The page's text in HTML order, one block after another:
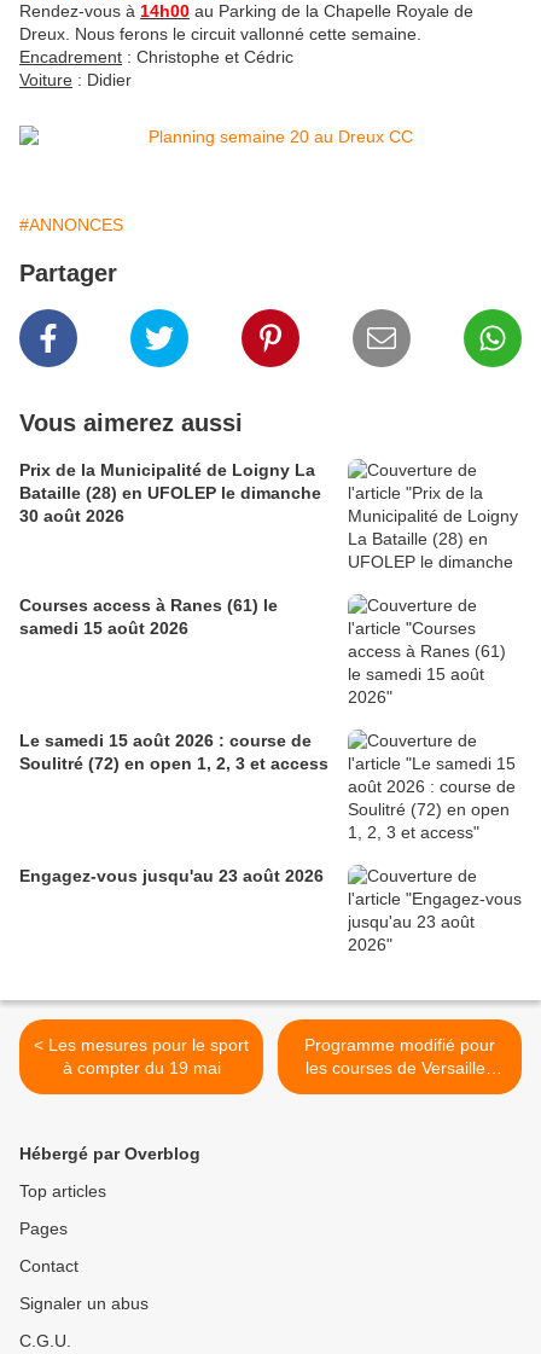
Rendez-vous à 14h00 au Parking de la Chapelle Royale de
Dreux. Nous ferons le circuit vallonné cette semaine.
Encadrement : Christophe et Cédric
Voiture : Didier
#ANNONCES
Partager
Vous aimerez aussi
Prix de la Municipalité de Loigny La
Bataille (28) en UFOLEP le dimanche
30 août 2026
Courses access à Ranes (61) le
samedi 15 août 2026
Le samedi 15 août 2026 : course de
Soulitré (72) en open 1, 2, 3 et access
Engagez-vous jusqu'au 23 août 2026
< Les mesures pour le sport
à compter du 19 mai
Programme modifié pour
les courses de Versailles
Satory (78) du week-end >
Hébergé par Overblog
Top articles
Pages
Contact
Signaler un abus
C.G.U.